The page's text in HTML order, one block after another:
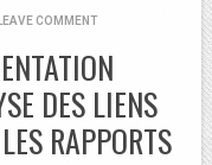
LEAVE COMMENT
DES LIENS
RAPPORTS